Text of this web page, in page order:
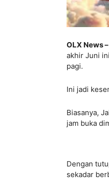
OLX News –
akhir Juni
pagi.
Ini jadi
Biasanya,
jam buka
Dengan
sekadar